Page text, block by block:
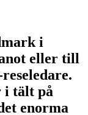
i
eller till
i tält på
enorma